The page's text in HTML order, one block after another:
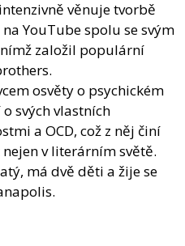
věnuje tvorbě
YouTube spolu se svým
založil populární
osvěty o psychickém
svých vlastních
a OCD, což z něj činí
v literárním světě.
má dvě děti a žije se